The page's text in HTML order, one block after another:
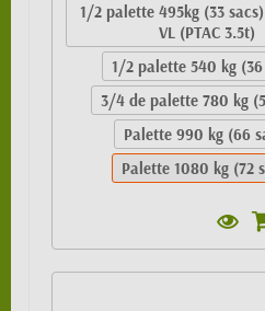
1/2 palette 495kg (33 sacs)
VL (PTAC 3.5t)
1/2 palette 540 kg (36
3/4 de palette 780 kg
Palette 990 kg (66
Palette 1080 kg (72